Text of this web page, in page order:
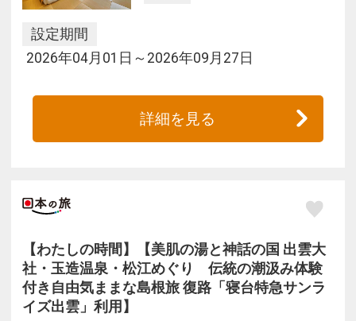
設定期間
2026年04月01日～2026年09月27日
詳細を見る
【わたしの時間】【美肌の湯と神話の国 出雲大
社・玉造温泉・松江めぐり 伝統の潮汲み体験
付き自由気ままな島根旅 復路「寝台特急サンラ
イズ出雲」利用】